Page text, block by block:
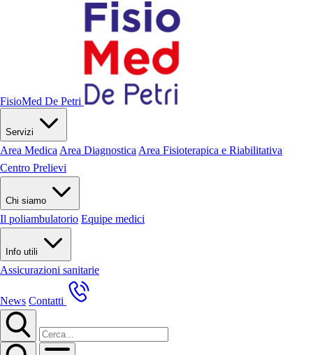
FisioMed De Petri
Servizi
Area Medica Area Diagnostica Area Fisioterapica e Riabilitativa
Centro Prelievi
Chi siamo
Il poliambulatorio Equipe medici
Info utili
Assicurazioni sanitarie
News Contatti